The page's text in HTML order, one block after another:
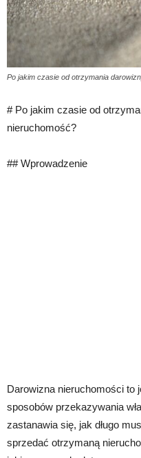
Po jakim czasie od otrzymania
# Po jakim czasie od
nieruchomość?
## Wprowadzenie
Darowizna nieruchomości to
sposobów przekazywania
zastanawia się, jak długo
sprzedać otrzymaną